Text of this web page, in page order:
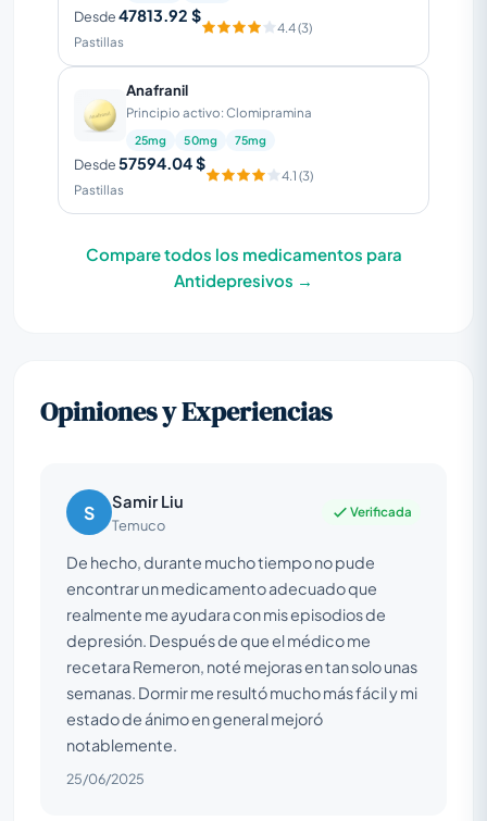
Desde47813.92 $
Pastillas
4.4 (3)
Anafranil
Principio activo: Clomipramina
25mg 50mg 75mg
Desde57594.04 $
Pastillas
4.1 (3)
Compare todos los medicamentos para
Antidepresivos →
Opiniones y Experiencias
S Samir Liu
Temuco
Verificada
De hecho, durante mucho tiempo no pude
encontrar un medicamento adecuado que
realmente me ayudara con mis episodios de
depresión. Después de que el médico me
recetara Remeron, noté mejoras en tan solo unas
semanas. Dormir me resultó mucho más fácil y mi
estado de ánimo en general mejoró
notablemente.
25/06/2025